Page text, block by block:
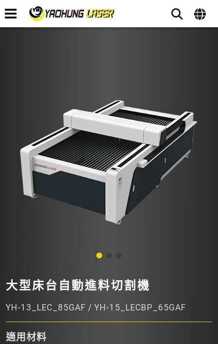
大型床台自動進料切割機
YH-13_LEC_85GAF / YH-15_LECBP_65GAF
適用材料